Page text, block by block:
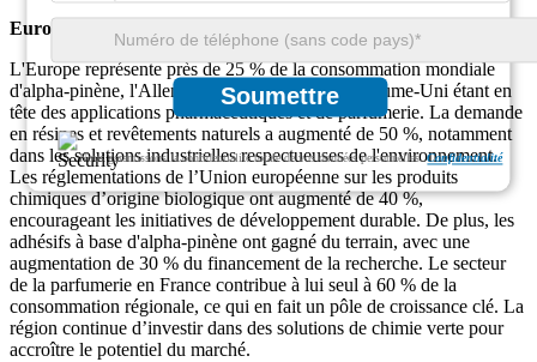
Soumettre
Nous garantissons la confidentialité totale de vos données personnelles.Confidentialité
Europe
L'Europe représente près de 25 % de la consommation mondiale
d'alpha-pinène, l'Allemagne, la France et le Royaume-Uni étant en
tête des applications pharmaceutiques et de parfumerie. La demande
en résines et revêtements naturels a augmenté de 50 %, notamment
dans les solutions industrielles respectueuses de l'environnement.
Les réglementations de l’Union européenne sur les produits
chimiques d’origine biologique ont augmenté de 40 %,
encourageant les initiatives de développement durable. De plus, les
adhésifs à base d'alpha-pinène ont gagné du terrain, avec une
augmentation de 30 % du financement de la recherche. Le secteur
de la parfumerie en France contribue à lui seul à 60 % de la
consommation régionale, ce qui en fait un pôle de croissance clé. La
région continue d’investir dans des solutions de chimie verte pour
accroître le potentiel du marché.